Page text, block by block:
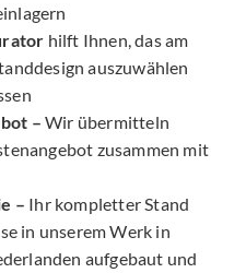
hilft Ihnen, das am
auszuwählen
– Wir übermitteln
zusammen mit
– Ihr kompletter Stand
in unserem Werk in
aufgebaut und